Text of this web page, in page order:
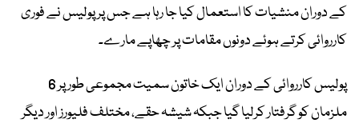
کے دوران منشیات کا استعمال کیا جا رہا ہے جس پر پولیس نے فوری
کارروائی کرتے ہوئے دونوں مقامات پر چھاپے مارے۔
پولیس کارروائی کے دوران ایک خاتون سمیت مجموعی طور پر 6
ملزمان کو گرفتار کرلیا گیا جبکہ شیشہ حقے، مختلف فلیورز اور دیگر